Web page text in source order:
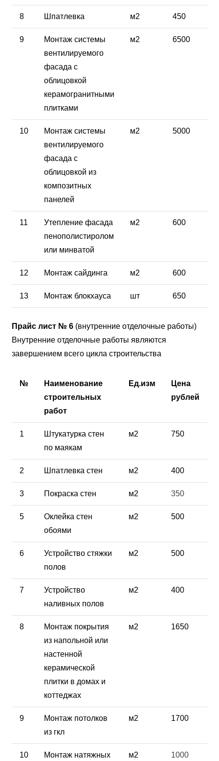
8 Шпатлевка м2 450
9
Монтаж системы
вентилируемого
фасада с
облицовкой
керамогранитными
плитками
м2 6500
10
Монтаж системы
вентилируемого
фасада с
облицовкой из
композитных
панелей
м2 5000
11
Утепление фасада
пенополистиролом
или минватой
м2 600
12 Монтаж сайдинга м2 600
13 Монтаж блокхауса шт 650
Прайс лист № 6 (внутренние отделочные работы)
Внутренние отделочные работы являются
завершением всего цикла строительства
№
Наименование
строительных
работ
Ед.изм
Цена
рублей
1
Штукатурка стен
по маякам
м2 750
2 Шпатлевка стен м2 400
3 Покраска стен м2 350
5
Оклейка стен
обоями
м2 500
6
Устройство стяжки
полов
м2 500
7
Устройство
наливных полов
м2 400
8
Монтаж покрытия
из напольной или
настенной
керамической
плитки в домах и
коттеджах
м2 1650
9
Монтаж потолков
из гкл
м2 1700
10
Монтаж натяжных
м2 1000